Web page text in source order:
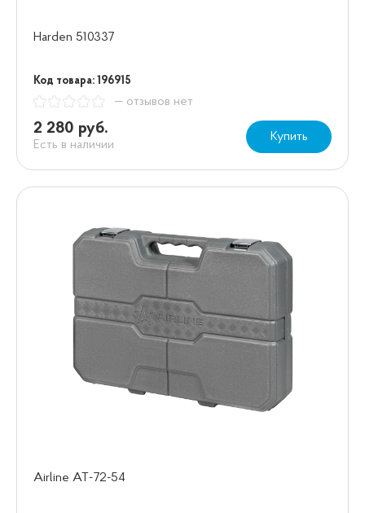
Harden 510337
Код товара: 196915
— отзывов нет
2 280 руб.
Есть в наличии
Купить
Airline AT-72-54